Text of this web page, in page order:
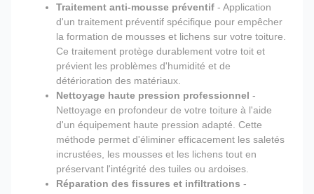
Traitement anti-mousse préventif - Application
d'un traitement préventif spécifique pour empêcher
la formation de mousses et lichens sur votre toiture.
Ce traitement protège durablement votre toit et
prévient les problèmes d'humidité et de
détérioration des matériaux.
Nettoyage haute pression professionnel -
Nettoyage en profondeur de votre toiture à l'aide
d'un équipement haute pression adapté. Cette
méthode permet d'éliminer efficacement les saletés
incrustées, les mousses et les lichens tout en
préservant l'intégrité des tuiles ou ardoises.
Réparation des fissures et infiltrations -